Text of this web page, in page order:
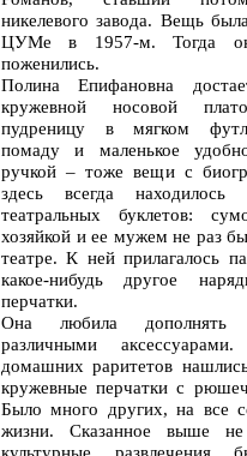
никелевого завода. Вещь
ЦУМе в 1957-м. Тогда
поженились.
Полина Епифановна
кружевной носовой
пудреницу в мягком
помаду и маленькое
ручкой – тоже вещи с
здесь всегда
театральных буклетов:
хозяйкой и ее мужем не раз
театре. К ней прилагалось
какое-нибудь другое
перчатки.
Она любила дополнять
различными
домашних раритетов
кружевные перчатки с
Было много других, на все
жизни. Сказанное выше не
культурные